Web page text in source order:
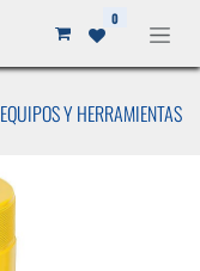
0
EQUIPOS Y HERRAMIENTAS